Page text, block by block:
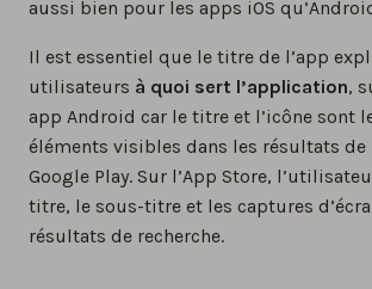
aussi bien pour les apps iOS
Il est essentiel que le titre de l’app
utilisateurs à quoi sert l’application,
app Android car le titre et l’icône sont
éléments visibles dans les résultats de
Google Play. Sur l’App Store,
titre, le sous-titre et les captures
résultats de recherche.